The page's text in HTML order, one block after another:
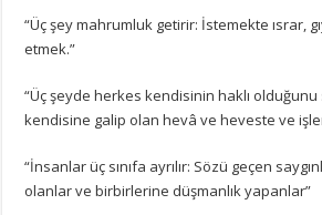
“Üç şey mahrumluk getirir: İstemekte ısrar,
etmek.”
“Üç şeyde herkes kendisinin haklı olduğunu
kendisine galip olan hevâ ve heveste ve
“İnsanlar üç sınıfa ayrılır: Sözü geçen
olanlar ve birbirlerine düşmanlık yapanlar”